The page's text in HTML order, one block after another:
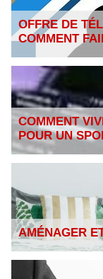
OFFRE DE
COMMENT
COMMENT
POUR UN
AMÉNAGER